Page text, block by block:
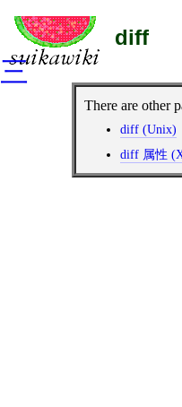
diff
There are other
diff (Unix)
diff 属性
三